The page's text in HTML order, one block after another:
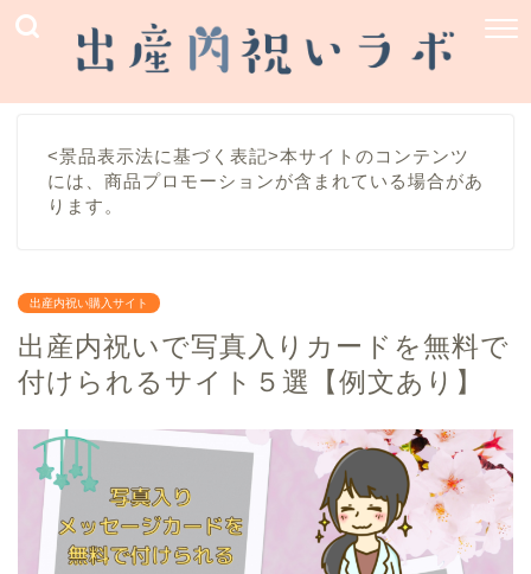
<景品表示法に基づく表記>本サイトのコンテンツ
には、商品プロモーションが含まれている場合があ
ります。
出産内祝い購入サイト
出産内祝いで写真入りカードを無料で
付けられるサイト５選【例文あり】